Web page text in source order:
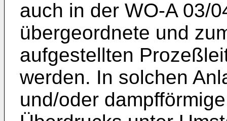
auch in der WO-A 03/
übergeordnete und
aufgestellten
werden. In solchen
und/oder